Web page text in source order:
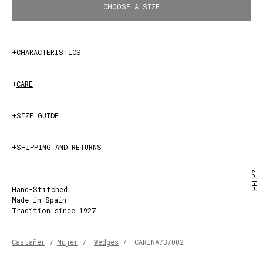
CHOOSE A SIZE
+CHARACTERISTICS
+CARE
+SIZE GUIDE
+SHIPPING AND RETURNS
Hand-Stitched
Made in Spain
Tradition since 1927
Castañer / Mujer / Wedges / CARINA/3/002
HELP?